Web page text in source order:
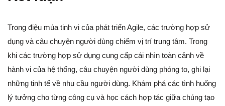
Trong điệu múa tinh vi của phát triển Agile, các trường hợp sử
dụng và câu chuyện người dùng chiếm vị trí trung tâm. Trong
khi các trường hợp sử dụng cung cấp cái nhìn toàn cảnh về
hành vi của hệ thống, câu chuyện người dùng phóng to, ghi lại
những tinh tế về nhu cầu người dùng. Khám phá các tình huống
lý tưởng cho từng công cụ và học cách hợp tác giữa chúng tạo